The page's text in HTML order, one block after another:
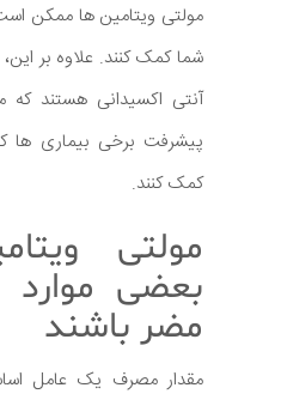
مولتی ویتامین ها ممکن
شما کمک کنند. علاوه بر
آنتی اکسیدانی هستند
پیشرفت برخی بیماری
کمک کنند.
مولتی
بعضی
مضر باشند
مقدار مصرف یک عامل